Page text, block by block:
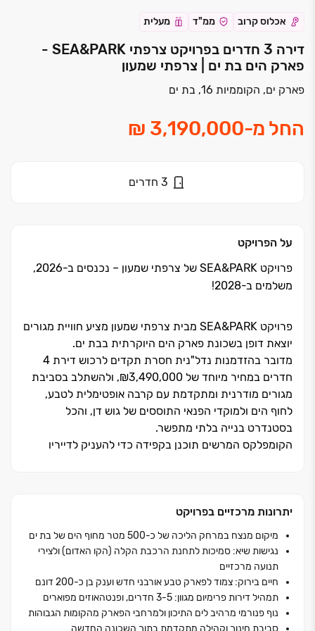
אכלוס קרוב ממ"ד מעלית
דירה 3 חדרים בפרויקט צרפתי SEA&PARK -
פארק הים בת ים | צרפתי שמעון
פארק ים, הקוממיות 16, בת ים
החל מ-
3 חדרים
על הפרויקט
פרויקט
SEA&PARK
של צרפתי שמעון ‏– נכנסים ב‏-‏2026,
משלמים ב‏-‏2028!
פרויקט SEA&PARK
מבית צרפתי שמעון מציע חוויית מגורים
יוצאת דופן בשכונת פארק הים היוקרתית בבת ים.
מדובר בהזדמנות נדל"נית חסרת תקדים לרכוש דירת ‏4
חדרים במחיר מיוחד של
, ולהשתלב בסביבת
מגורים מודרנית ומתקדמת עם קרבה אופטימלית לטבע,
לחוף הים ולמוקדי הפנאי התוססים של גוש דן, והכל
בסטנדרט בנייה בלתי מתפשר.
הקומפלקס המרשים תוכנן בקפידה כדי להעניק לדייריו
מפרט טכניפרימיום. הפרויקט נהנה מנגישות תחבורתית
מושלמת בזכות הקרבה לקו האדום של הרכבת הקלה
ולנתיבי איילון, מה שהופך אותו לאטרקטיבי במיוחד עבור
משפחות ומשפרי דיור המחפשים נוחות אורבנית וקישוריות
מהירה לתל אביב.
שכונת פארק הים מציבה רף חדש של פיתוח סביבתי
וקהילתי. דיירי
SEA &PARK
ייהנו מפארק ירוק רחב ידיים
יתרונות מרכזיים בפרויקט
מיקום מנצח במרחק הליכה של כ-500 מטר מחוף הים של בת ים
נגישות שיא: סמיכות לתחנת הרכבת הקלה (הקו האדום) ולצירי
תנועה מרכזיים
חיים בירוק: צמוד לפארק טבע אורבני חדש וענק בן כ-200 דונם
תמהיל דירות פרימיום מגוון: 3-5 חדרים, ופנטהאוזים מפוארים
נוף פנורמי מרהיב לים התיכון ולמרחבי הפארק מהקומות הגבוהות
סביבת חינוך וקהילה מתקדמת בתוך השכונה החדשה